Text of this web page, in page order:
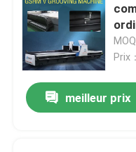
de
Prix
meilleur prix